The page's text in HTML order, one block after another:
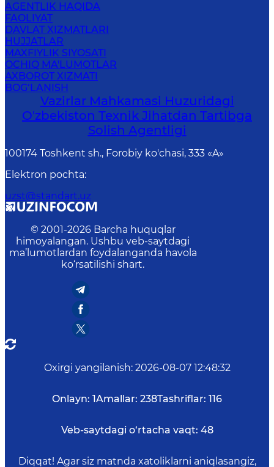
AGENTLIK HAQIDA
FAOLIYAT
DAVLAT XIZMATLARI
HUJJATLAR
MAXFIYLIK SIYOSATI
OCHIQ MA'LUMOTLAR
AXBOROT XIZMATI
BOG‘LANISH
Vazirlar Mahkamasi Huzuridagi
O'zbekiston Texnik Jihatdan Tartibga
Solish Agentligi
100174 Toshkent sh., Forobiy ko'chasi, 333 «A»
Elektron pochta:
uzst@standart.uz
© 2001-2026 Barcha huquqlar
himoyalangan. Ushbu veb-saytdagi
ma’lumotlardan foydalanganda havola
ko‘rsatilishi shart.
Oxirgi yangilanish: 2026-08-07 12:48:32
Onlayn: 1Amallar: 238Tashriflar: 116
Veb-saytdagi o‘rtacha vaqt: 48
Diqqat! Agar siz matnda xatoliklarni aniqlasangiz,